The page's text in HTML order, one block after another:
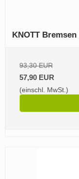
KNOTT
93,30 EUR
57,90 EUR
(einschl. MwSt.)